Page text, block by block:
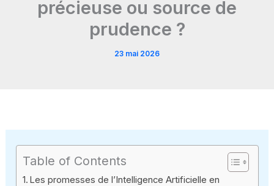
précieuse ou source de
prudence ?
23 mai 2026
Table of Contents
Les promesses de l’Intelligence Artificielle en